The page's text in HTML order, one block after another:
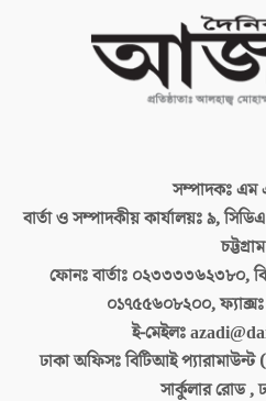
সম্পাদকঃএম
বার্তা ও সম্পাদকীয় কার্যালয়ঃ৯,
ফোনঃ বার্তাঃ ০২৩৩৩৩৬২৩৮০,
০১৭৫৫৬০৮২০০,
ই-মেইলঃ
ঢাকা অফিসঃবিটিআই প্যারামাউন্ট
সার্কুলার রোড ,